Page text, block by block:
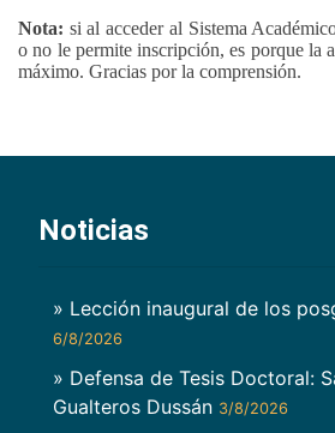
Nota: si al acceder al Sistema
o no le permite inscripción, es porque la
máximo. Gracias por la comprensión.
Noticias
» Lección inaugural de los
6/8/2026
» Defensa de Tesis Doctoral:
Gualteros Dussán 3/8/2026